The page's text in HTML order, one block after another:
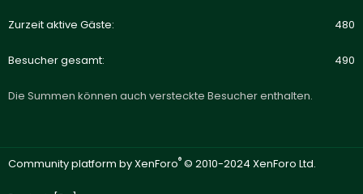
Zurzeit aktive Gäste 480
Besucher gesamt 490
Die Summen können auch versteckte Besucher enthalten.
Community platform by XenForo® © 2010-2024 XenForo Ltd.